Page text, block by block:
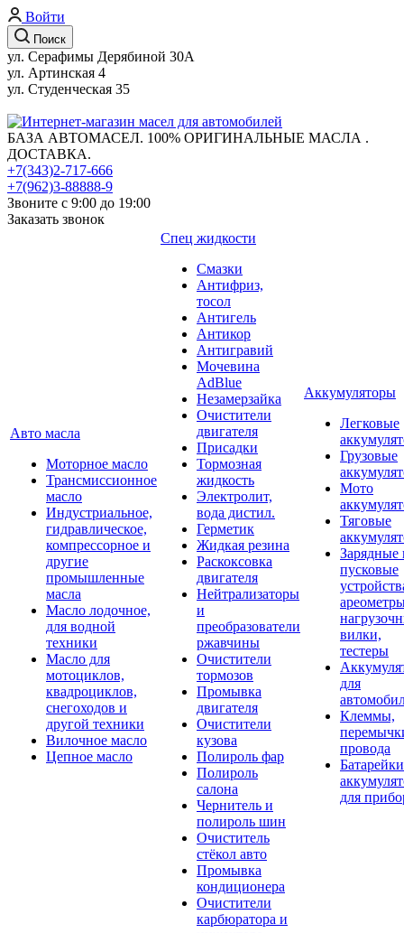
Войти
Поиск
ул. Серафимы Дерябиной 30А
ул. Артинская 4
ул. Студенческая 35
БАЗА АВТОМАСЕЛ. 100% ОРИГИНАЛЬНЫЕ МАСЛА .
ДОСТАВКА.
+7(343)2-717-666
+7(962)3-88888-9
Звоните с 9:00 до 19:00
Заказать звонок
Авто масла
Моторное масло
Трансмиссионное
масло
Индустриальное,
гидравлическое,
компрессорное и
другие
промышленные
масла
Масло лодочное,
для водной
техники
Масло для
мотоциклов,
квадроциклов,
снегоходов и
другой техники
Вилочное масло
Цепное масло
Спец жидкости
Смазки
Антифриз,
тосол
Антигель
Антикор
Антигравий
Мочевина
AdBlue
Незамерзайка
Очистители
двигателя
Присадки
Тормозная
жидкость
Электролит,
вода дистил.
Герметик
Жидкая резина
Раскоксовка
двигателя
Нейтрализаторы
и
преобразователи
ржавчины
Очистители
тормозов
Промывка
двигателя
Очистители
кузова
Полироль фар
Полироль
салона
Чернитель и
полироль шин
Очиститель
стёкол авто
Промывка
кондиционера
Очистители
карбюратора и
Аккумуляторы
Легковые
Грузовые
Мото
Тяговые
Зарядные
пусковые
вилки,
тестеры
для
Клеммы,
провода
для